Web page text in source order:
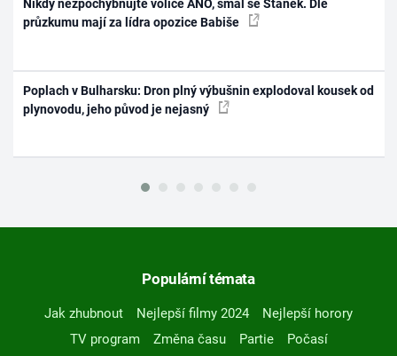
Nikdy nezpochybňujte voliče ANO, smál se Staněk. Dle
průzkumu mají za lídra opozice Babiše
Poplach v Bulharsku: Dron plný výbušnin explodoval kousek od
plynovodu, jeho původ je nejasný
Populární témata
Jak zhubnout Nejlepší filmy 2024
Nejlepší horory
TV program
Změna času Partie
Počasí